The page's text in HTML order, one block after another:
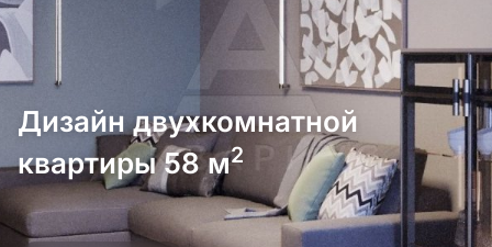
г. Краснодар
8 (861) 945-12-
Обсудить
проект
Дизайн двухкомнатной
квартиры 58 м2